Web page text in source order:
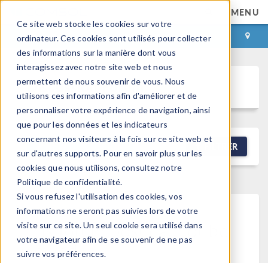
Ce site web stocke les cookies sur votre
ordinateur. Ces cookies sont utilisés pour collecter
des informations sur la manière dont vous
interagissez avec notre site web et nous
permettent de nous souvenir de vous. Nous
utilisons ces informations afin d'améliorer et de
personnaliser votre expérience de navigation, ainsi
que pour les données et les indicateurs
concernant nos visiteurs à la fois sur ce site web et
sur d'autres supports. Pour en savoir plus sur les
cookies que nous utilisons, consultez notre
Politique de confidentialité.
Si vous refusez l'utilisation des cookies, vos
informations ne seront pas suivies lors de votre
visite sur ce site. Un seul cookie sera utilisé dans
votre navigateur afin de se souvenir de ne pas
suivre vos préférences.
MENU
CONNEXION CONTACT
Discussion Forum
FILTRER
This forum post cannot be
viewed